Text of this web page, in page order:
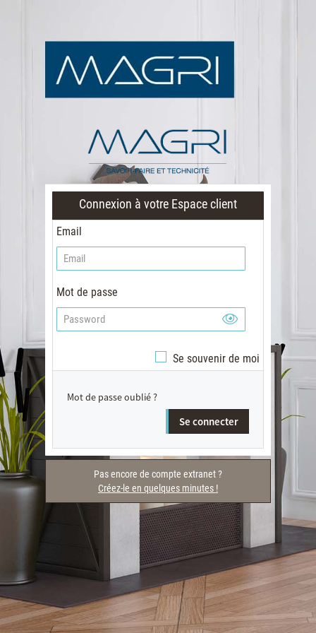
Connexion à votre Espace client
Email
Mot de passe
Se souvenir de moi
Mot de passe oublié ?
Se connecter
Pas encore de compte extranet ?
Créez-le en quelques minutes !